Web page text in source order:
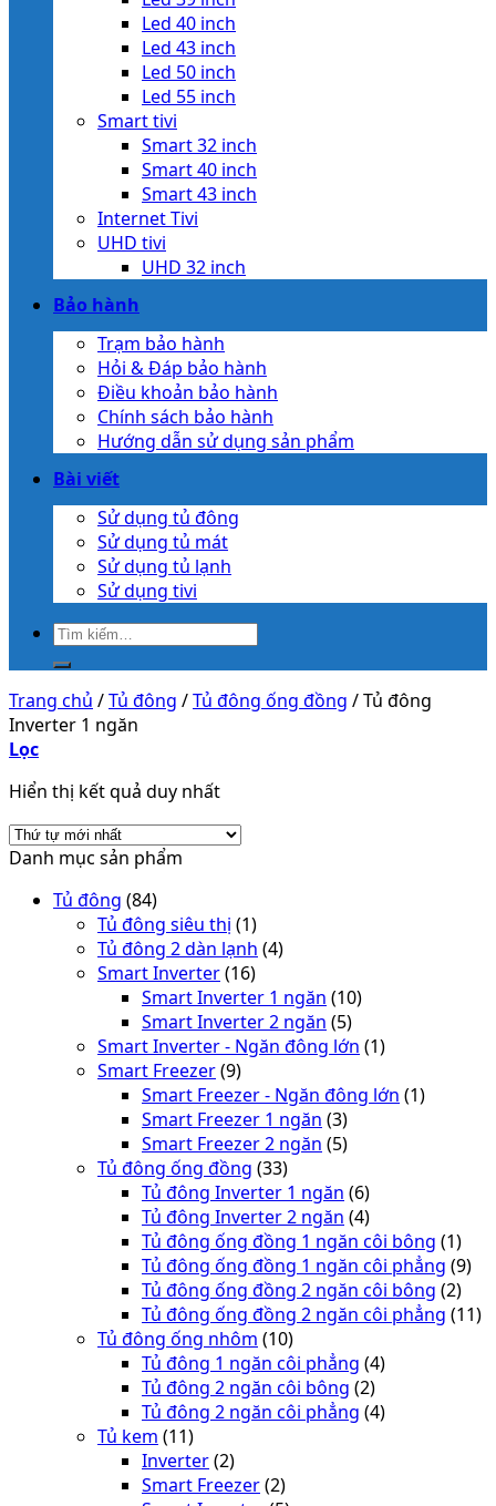
Led 40 inch
Led 43 inch
Led 50 inch
Led 55 inch
Smart tivi
Smart 32 inch
Smart 40 inch
Smart 43 inch
Internet Tivi
UHD tivi
UHD 32 inch
Bảo hành
Trạm bảo hành
Hỏi & Đáp bảo hành
Điều khoản bảo hành
Chính sách bảo hành
Hướng dẫn sử dụng sản phẩm
Bài viết
Sử dụng tủ đông
Sử dụng tủ mát
Sử dụng tủ lạnh
Sử dụng tivi
Trang chủ /Tủ đông /Tủ đông ống đồng /Tủ đông
Inverter 1 ngăn
Lọc
Hiển thị kết quả duy nhất
Danh mục sản phẩm
Tủ đông (84)
Tủ đông siêu thị (1)
Tủ đông 2 dàn lạnh (4)
Smart Inverter(16)
Smart Inverter 1 ngăn (10)
Smart Inverter 2 ngăn (5)
Smart Inverter - Ngăn đông lớn (1)
Smart Freezer(9)
Smart Freezer - Ngăn đông lớn (1)
Smart Freezer 1 ngăn (3)
Smart Freezer 2 ngăn (5)
Tủ đông ống đồng (33)
Tủ đông Inverter 1 ngăn (6)
Tủ đông Inverter 2 ngăn (4)
Tủ đông ống đồng 1 ngăn côi bông (1)
Tủ đông ống đồng 1 ngăn côi phẳng (9)
Tủ đông ống đồng 2 ngăn côi bông (2)
Tủ đông ống đồng 2 ngăn côi phẳng (11)
Tủ đông ống nhôm (10)
Tủ đông 1 ngăn côi phẳng (4)
Tủ đông 2 ngăn côi bông (2)
Tủ đông 2 ngăn côi phẳng (4)
Tủ kem (11)
Inverter(2)
Smart Freezer(2)